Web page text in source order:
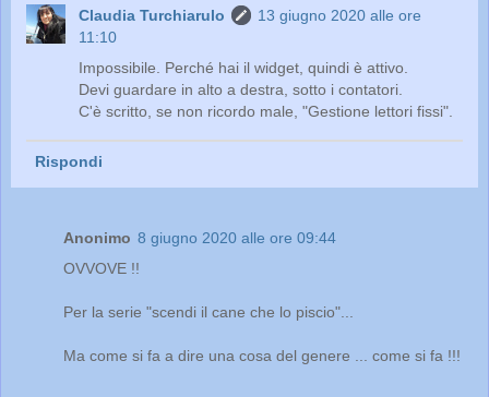
Claudia Turchiarulo
13 giugno 2020 alle ore
11:10
Impossibile. Perché hai il widget, quindi è attivo.
Devi guardare in alto a destra, sotto i contatori.
C'è scritto, se non ricordo male, "Gestione lettori fissi".
Rispondi
Anonimo 8 giugno 2020 alle ore 09:44
OVVOVE !!
Per la serie "scendi il cane che lo piscio"...
Ma come si fa a dire una cosa del genere ... come si fa !!!